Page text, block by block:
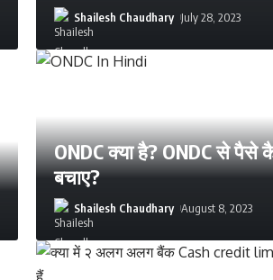
Shailesh Chaudhary July 28, 2023
ONDC क्या है? ONDC से पैसे
बचाए?
Shailesh Chaudhary August 8, 2023